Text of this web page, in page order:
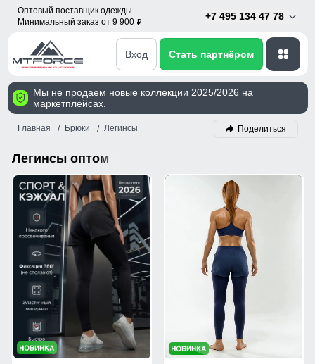
Оптовый поставщик одежды.
Минимальный заказ от 9 900 p
+7 495 134 47 78
Вход Стать партнёром
Мы не продаем новые коллекции 2025/2026 на
маркетплейсах.
Главная Брюки Легинсы Поделиться
Легинсы оптом